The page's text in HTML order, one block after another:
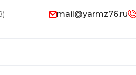
mail@yarmz76.ru